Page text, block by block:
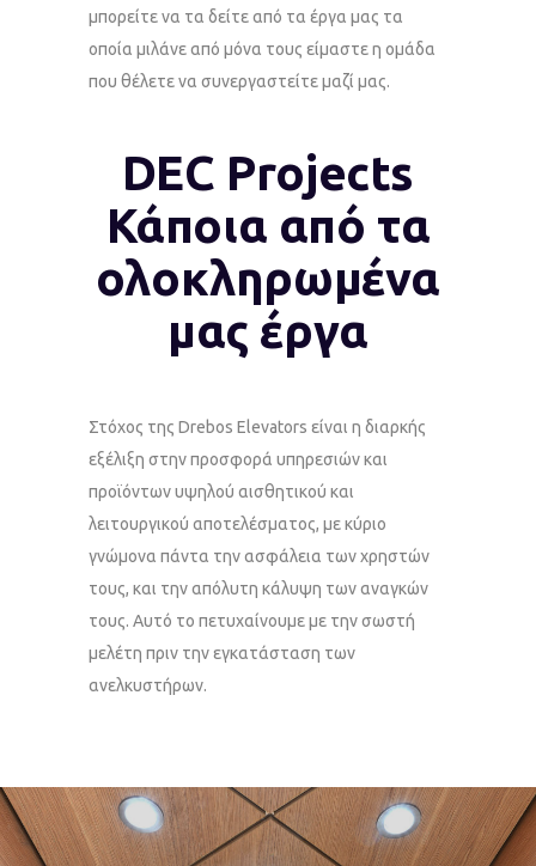
μπορείτε να τα δείτε από τα έργα μας τα
οποία μιλάνε από μόνα τους είμαστε η ομάδα
που θέλετε να συνεργαστείτε μαζί μας.
DEC Projects
Κάποια από τα
ολοκληρωμένα
μας έργα
Στόχος της Drebos Elevators είναι η διαρκής
εξέλιξη στην προσφορά υπηρεσιών και
προϊόντων υψηλού αισθητικού και
λειτουργικού αποτελέσματος, με κύριο
γνώμονα πάντα την ασφάλεια των χρηστών
τους, και την απόλυτη κάλυψη των αναγκών
τους. Αυτό το πετυχαίνουμε με την σωστή
μελέτη πριν την εγκατάσταση των
ανελκυστήρων.